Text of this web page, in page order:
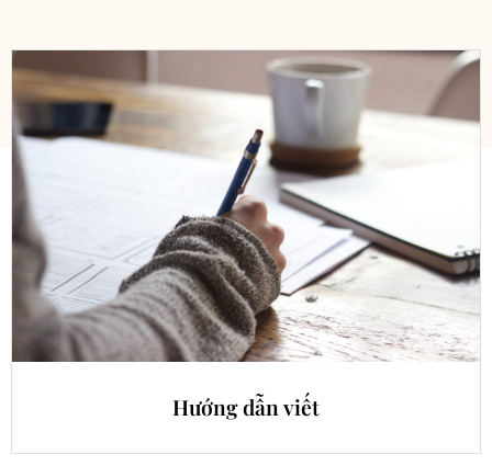
Hướng dẫn viết